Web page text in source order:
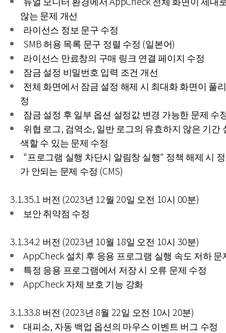
않는 문제 개선
라이선스 정보 문구 수정
SMB 허용 목록 문구 정렬 수정 (일본어)
라이선스 만료창의 구매 링크 연결 페이지 수정
잠금 설정 비밀번호 입력 조건 개선
전체 화면에서 잠금 설정 해제 시 최대화 화면이 풀
정
잠금 설정 후 일부 옵션 설정값 변경 가능한 문제 수
위협 로그, 검역소, 일반 로그의 유효하지 않은 기간
색할 수 있는 문제 수정
"프로그램 실행 차단시 알림창 실행" 정책 해제 시
가 안되는 문제 수정 (CMS)
3.1.35.1 버전 (2023년 12월 20일 오전 10시 00분)
보안 취약점 수정
3.1.34.2 버전 (2023년 10월 18일 오전 10시 30분)
AppCheck 설치 후 응용 프로그램 실행 속도 저하 문
특정 응용 프로그램에서 저장 시 오류 문제 수정
AppCheck 자체 보호 기능 강화
3.1.33.8 버전 (2023년 8월 22일 오전 10시 20분)
대피소, 자동 백업 옵션의 마우스 이벤트 버그 수정